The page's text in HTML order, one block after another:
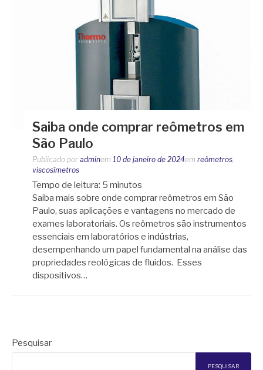
Saiba onde comprar reômetros em
São Paulo
Publicado por adminem 10 de janeiro de 2024em reômetros
viscosímetros
Tempo de leitura: 5 minutos
Saiba mais sobre onde comprar reômetros em São
Paulo, suas aplicações e vantagens no mercado de
exames laboratoriais. Os reômetros são instrumentos
essenciais em laboratórios e indústrias,
desempenhando um papel fundamental na análise das
propriedades reológicas de fluidos. Esses
dispositivos…
Pesquisar
PESQUISAR